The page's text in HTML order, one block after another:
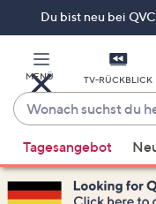
Du bist neu bei
MENÜ TV-RÜCKBLICK
Wonach
suchst
du
heute?
Vorschläge
verfügbar
sind,
Tagesangebot